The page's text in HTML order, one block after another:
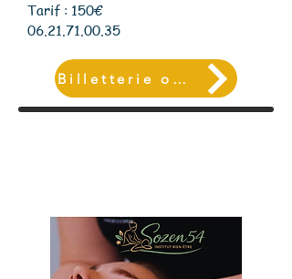
Tarif : 150€
​06.21.71.00.35​
Billetterie ou Inscription